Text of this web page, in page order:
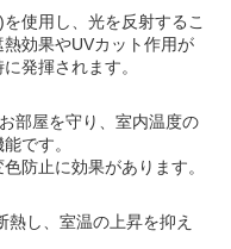
使用し、光を反射するこ
効果やUVカット作用が
発揮されます。
部屋を守り、室内温度の
です。
防止に効果があります。
熱し、室温の上昇を抑え